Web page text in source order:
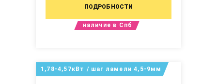
ПОДРОБНОСТИ
наличие в Спб
1,78-4,57кВт / шаг ламели 4,5-9мм